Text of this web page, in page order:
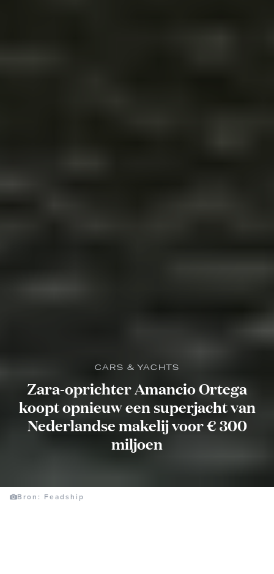
CARS & YACHTS
Zara-oprichter Amancio Ortega
koopt opnieuw een superjacht van
Nederlandse makelij voor € 300
miljoen
Bron: Feadship